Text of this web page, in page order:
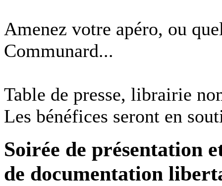
Amenez votre apéro, ou
Communard...
Table de presse, librairie
Les bénéfices seront en
Soirée de présentation
de documentation